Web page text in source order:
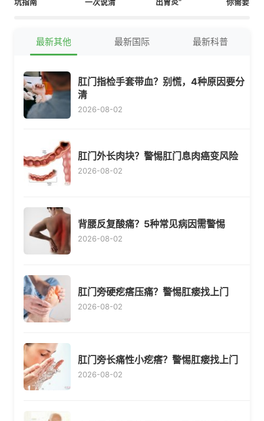
坑指南 一次说清 出胃炎” 你需要了解
最新其他 最新国际 最新科普
肛门指检手套带血？别慌，4种原因要分
清
2026-08-02
肛门外长肉块？警惕肛门息肉癌变风险
2026-08-02
背腰反复酸痛？5种常见病因需警惕
2026-08-02
肛门旁硬疙瘩压痛？警惕肛瘘找上门
2026-08-02
肛门旁长痛性小疙瘩？警惕肛瘘找上门
2026-08-02